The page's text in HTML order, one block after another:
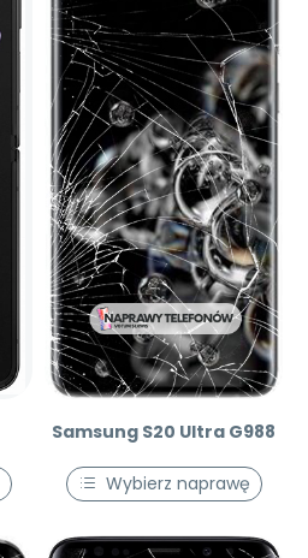
Samsung S20 Ultra G988
Wybierz naprawę